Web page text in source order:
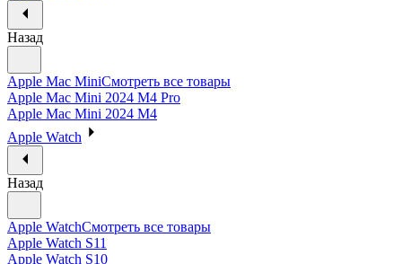
Назад
Apple Mac MiniСмотреть все товары
Apple Mac Mini 2024 M4 Pro
Apple Mac Mini 2024 M4
Apple Watch
Назад
Apple WatchСмотреть все товары
Apple Watch S11
Apple Watch S10